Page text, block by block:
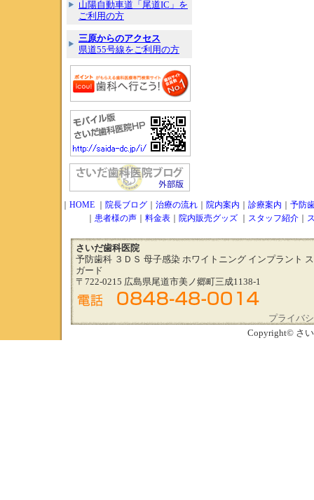
山陽自動車道「尾道IC」を
ご利用の方
三原からのアクセス
県道55号線をご利用の方
HOME｜ 院長ブログ｜ 治療の流れ｜ 院内案内 診療案内
予防
患者様の声｜ 料金表｜ 院内販売グッズ スタッフ紹介｜
さいだ歯科医院
予防歯科 ３ＤＳ 母子感染 ホワイトニング インプラント
ガード
〒722-0215 広島県尾道市美ノ郷町三成1138-1
プライバ
Copyright© さ